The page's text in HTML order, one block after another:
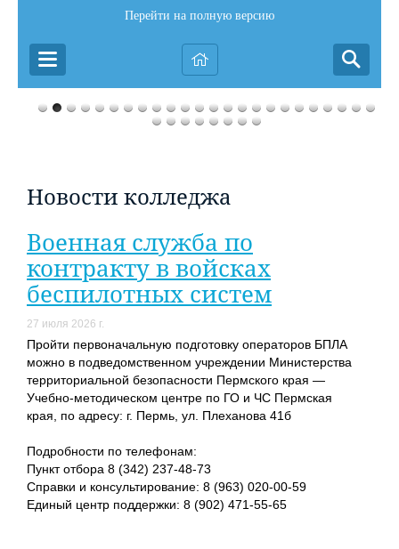
Перейти на полную версию
Новости колледжа
Военная служба по
контракту в войсках
беспилотных систем
27 июля 2026 г.
Пройти первоначальную подготовку операторов БПЛА
можно в подведомственном учреждении Министерства
территориальной безопасности Пермского края —
Учебно-методическом центре по ГО и ЧС Пермская
края, по адресу: г. Пермь, ул. Плеханова 41б
Подробности по телефонам:
Пункт отбора 8 (342) 237-48-73
Справки и консультирование: 8 (963) 020-00-59
Единый центр поддержки: 8 (902) 471-55-65